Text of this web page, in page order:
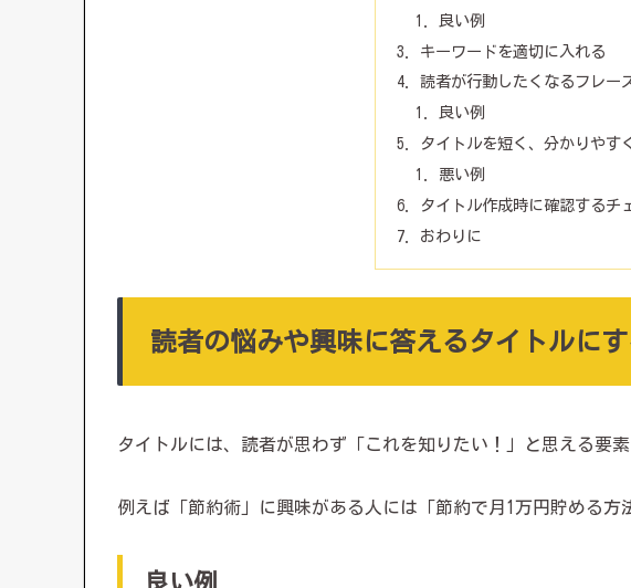
良い例
キーワードを適切に入れる
読者が行動したくなるフレー
良い例
タイトルを短く、分かりやす
悪い例
タイトル作成時に確認するチ
おわりに
読者の悩みや興味に答えるタイトルにす
タイトルには、読者が思わず「これを知りたい！」と思える要素
例えば「節約術」に興味がある人には「節約で月1万円貯める方
良い例